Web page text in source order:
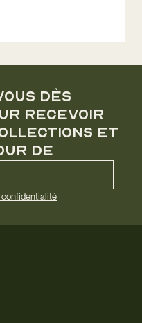
DÈS
RECEVOIR
ET
DE